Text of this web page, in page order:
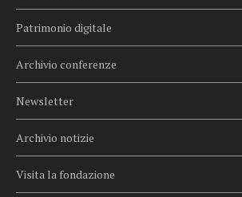
Patrimonio digitale
Archivio conferenze
Newsletter
Archivio notizie
Visita la fondazione